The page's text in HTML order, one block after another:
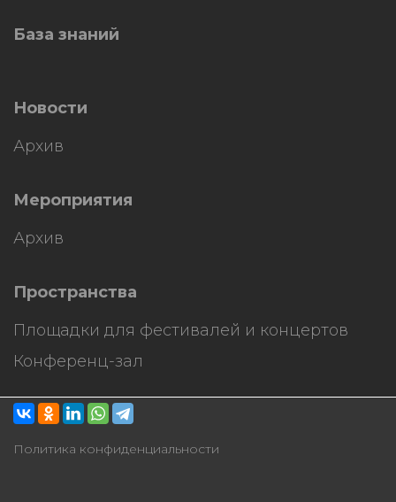
База знаний
Новости
Архив
Мероприятия
Архив
Пространства
Площадки для фестивалей и концертов
Конференц-зал
Политика конфиденциальности